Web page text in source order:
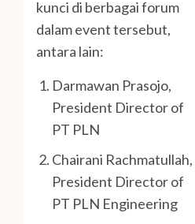
kunci di berbagai forum
dalam event tersebut,
antara lain:
Darmawan Prasojo,
President Director of
PT PLN
Chairani Rachmatullah,
President Director of
PT PLN Engineering